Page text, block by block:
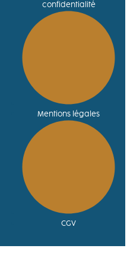
confidentialité
Mentions légales
CGV